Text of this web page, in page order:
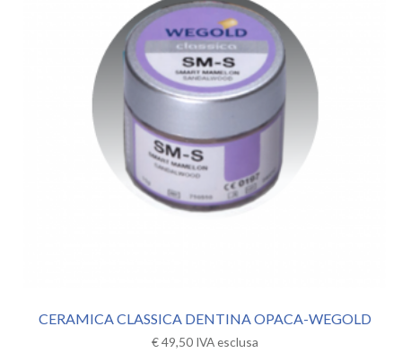
CERAMICA CLASSICA DENTINA OPACA-WEGOLD
€49,50 IVA esclusa